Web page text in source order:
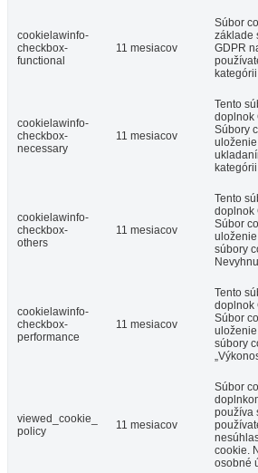
cookielawinfo-
checkbox-
functional
11 mesiacov
Súbor
základe
GDPR
cookielawinfo-
checkbox-
necessary
11 mesiacov
Tento
doplnok
Súbory
cookielawinfo-
checkbox-
others
11 mesiacov
Tento
doplnok
Súbor
súbory
cookielawinfo-
checkbox-
performance
11 mesiacov
Tento
doplnok
Súbor
súbory
viewed_cookie_
policy
11 mesiacov
Súbor
používa
cookie.
osobné